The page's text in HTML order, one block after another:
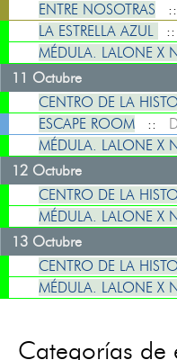
ENTRE NOSOTRAS
LA ESTRELLA AZUL
MÉDULA. LALONE X
11 Octubre
CENTRO DE LA
ESCAPE ROOM ::
MÉDULA. LALONE X
12 Octubre
CENTRO DE LA
MÉDULA. LALONE X
13 Octubre
CENTRO DE LA
MÉDULA. LALONE X
Categorías de